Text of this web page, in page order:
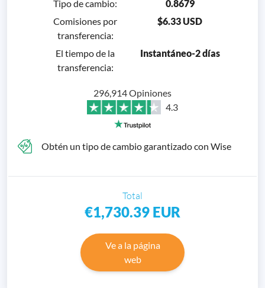
296,914 Opiniones
4.3
Tipo de cambio:
0.8679
Comisiones por
transferencia:
$6.33 USD
El tiempo de la
transferencia:
Instantáneo-2 días
Obtén un tipo de cambio garantizado con Wise
Total
€1,730.39 EUR
Ve a la página
web